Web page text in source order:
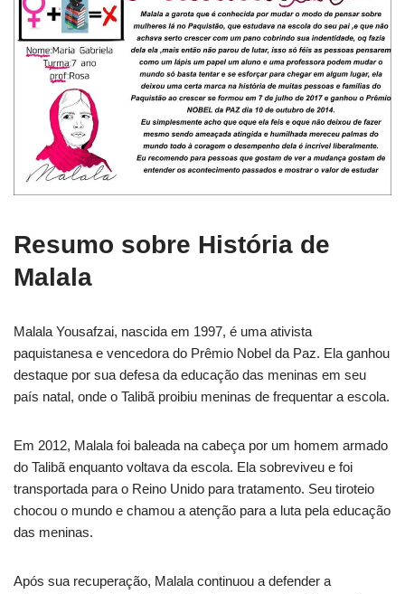
Resumo sobre História de
Malala
Malala Yousafzai, nascida em 1997, é uma ativista
paquistanesa e vencedora do Prêmio Nobel da Paz. Ela ganhou
destaque por sua defesa da educação das meninas em seu
país natal, onde o Talibã proibiu meninas de frequentar a escola.
Em 2012, Malala foi baleada na cabeça por um homem armado
do Talibã enquanto voltava da escola. Ela sobreviveu e foi
transportada para o Reino Unido para tratamento. Seu tiroteio
chocou o mundo e chamou a atenção para a luta pela educação
das meninas.
Após sua recuperação, Malala continuou a defender a